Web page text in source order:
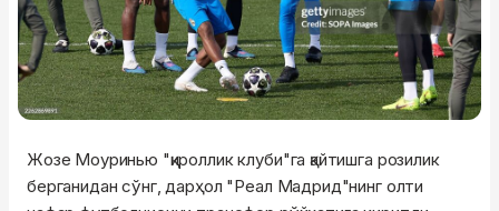
Жозе Моуринью "қироллик клуби"га қайтишга розилик
берганидан сўнг, дарҳол "Реал Мадрид"нинг олти